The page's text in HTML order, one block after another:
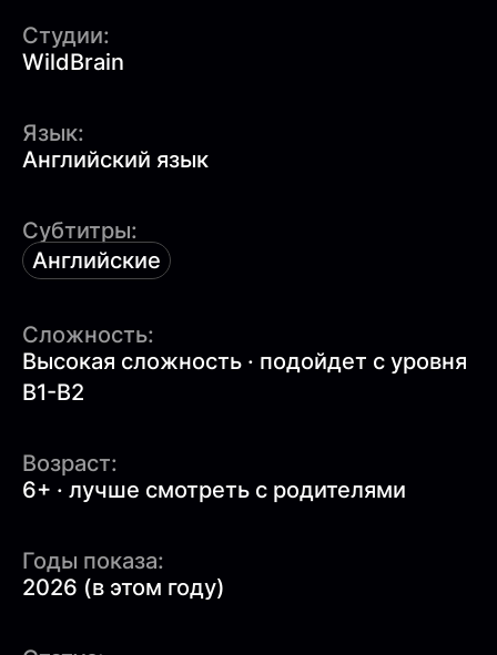
Студии:
WildBrain
Язык:
Английский язык
Субтитры:
Английские
Сложность:
Высокая сложность · подойдет с уровня
B1-B2
Возраст:
6+ · лучше смотреть с родителями
Годы показа:
2026 (в этом году)